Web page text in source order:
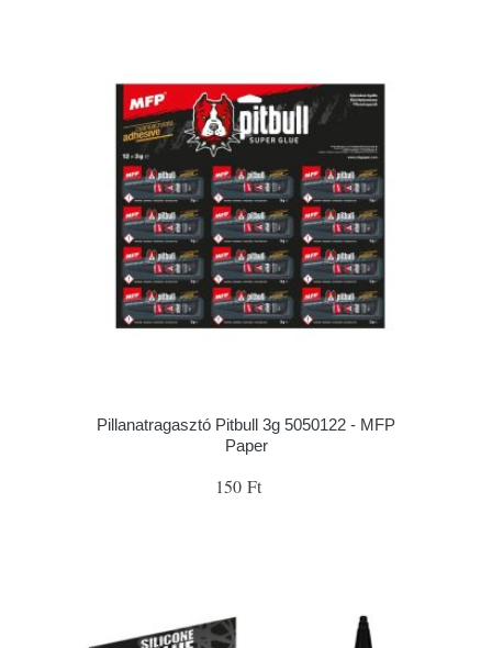
Pillanatragasztó Pitbull 3g 5050122 - MFP
Paper
150 Ft